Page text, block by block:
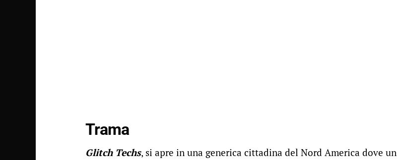
Trama
Glitch Techs, si apre in una generica cittadina del Nord America dove un